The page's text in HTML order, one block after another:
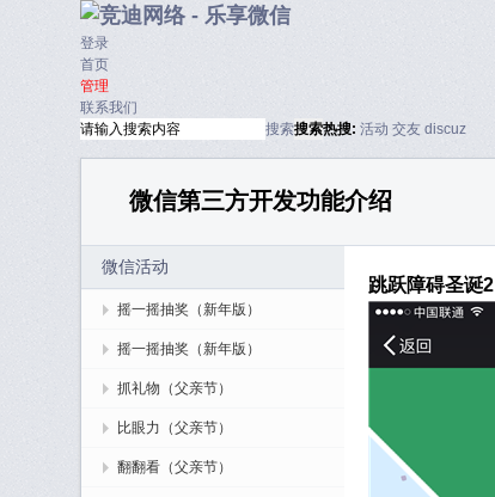
登录
首页
管理
联系我们
搜索搜索热搜: 活动 交友 discuz
微信第三方开发功能介绍
微信活动
摇一摇抽奖（新年版）
摇一摇抽奖（新年版）
抓礼物（父亲节）
比眼力（父亲节）
翻翻看（父亲节）
跳跃障碍圣诞2